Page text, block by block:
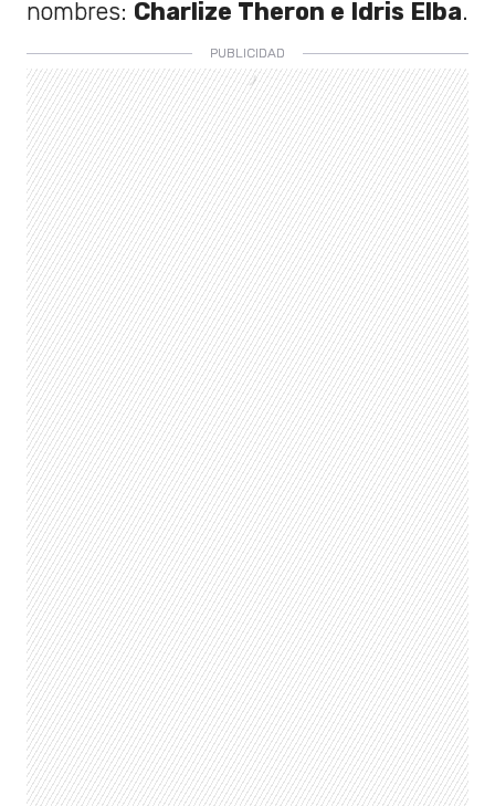
nombres: Charlize Theron e Idris Elba.